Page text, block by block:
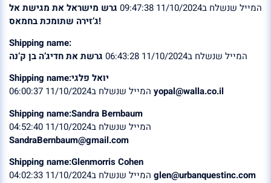
המייל שנשלח ב11/10/2024 09:47:38
גרש מישראל את מגישת אל
ג’זירה שתומכת בחמאס!
Shipping name:
המייל שנשלח ב11/10/2024 06:43:28
גרשת את חדיג’ה בן ק’נה
Shipping name:יואל פלגי
yopal@walla.co.il
Shipping name:Sandra Bernbaum
המייל שנשלח ב11/10/2024 04:52:40
SandraBernbaum@gmail.com
Shipping name:Glenmorris Cohen
glen@urbanquestinc.com